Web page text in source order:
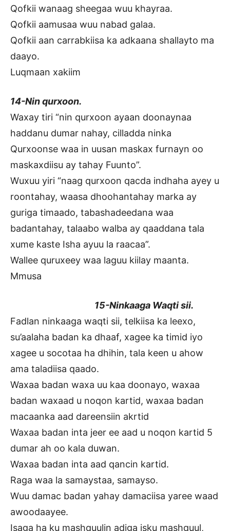
Qofkii wanaag sheegaa wuu khayraa.
Qofkii aamusaa wuu nabad galaa.
Qofkii aan carrabkiisa ka adkaana shallayto ma
daayo.
Luqmaan xakiim
14-Nin qurxoon.
Waxay tiri “nin qurxoon ayaan doonaynaa
haddanu dumar nahay, cilladda ninka
Qurxoonse waa in uusan maskax furnayn oo
maskaxdiisu ay tahay Fuunto”.
Wuxuu yiri “naag qurxoon qacda indhaha ayey u
roontahay, waasa dhoohantahay marka ay
guriga timaado, tabashadeedana waa
badantahay, talaabo walba ay qaaddana tala
xume kaste Isha ayuu la raacaa”.
Wallee quruxeey waa laguu kiilay maanta.
Mmusa
15-Ninkaaga Waqti sii.
Fadlan ninkaaga waqti sii, telkiisa ka leexo,
su’aalaha badan ka dhaaf, xagee ka timid iyo
xagee u socotaa ha dhihin, tala keen u ahow
ama taladiisa qaado.
Waxaa badan waxa uu kaa doonayo, waxaa
badan waxaad u noqon kartid, waxaa badan
macaanka aad dareensiin akrtid
Waxaa badan inta jeer ee aad u noqon kartid 5
dumar ah oo kala duwan.
Waxaa badan inta aad qancin kartid.
Raga waa la samaystaa, samayso.
Wuu damac badan yahay damaciisa yaree waad
awoodaayee.
Isaga ha ku mashquulin adiga isku mashquul,